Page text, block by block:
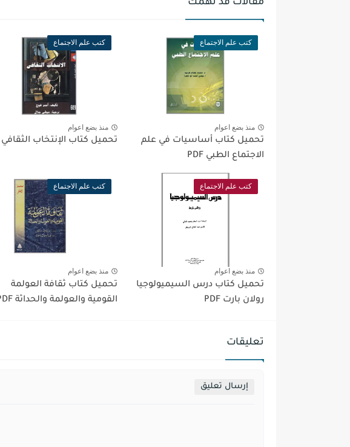
مقالات قد تهمك
كتب علم الاجتماع
منذ بضع اعوام
تحميل كتاب أساسيات في علم
الاجتماع الطبي PDF
كتب علم الاجتماع
منذ بضع اعوام
تحميل كتاب الإنتخاب الثقافي PDF
كتب علم الاجتماع
منذ بضع اعوام
تحميل كتاب درس السيميولوجيا
رولان بارت PDF
كتب علم الاجتماع
منذ بضع اعوام
تحميل كتاب ثقافة العولمة
القومية والعولمة والحداثة PDF
تعليقات
إرسال تعليق